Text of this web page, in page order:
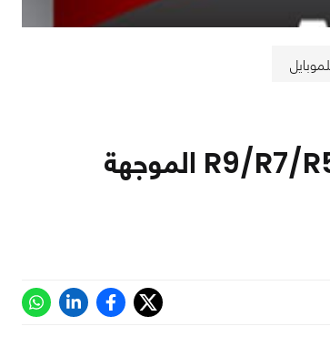
AMD تعلن رسميا عن معالجاتها الرسومية R9/R7/R5 M200 الموجهة